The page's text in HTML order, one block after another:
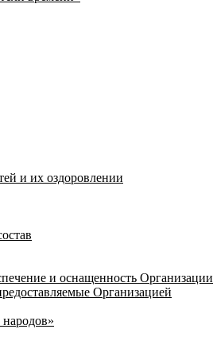
и их оздоровлении
и оснащенность Организации
Организацией